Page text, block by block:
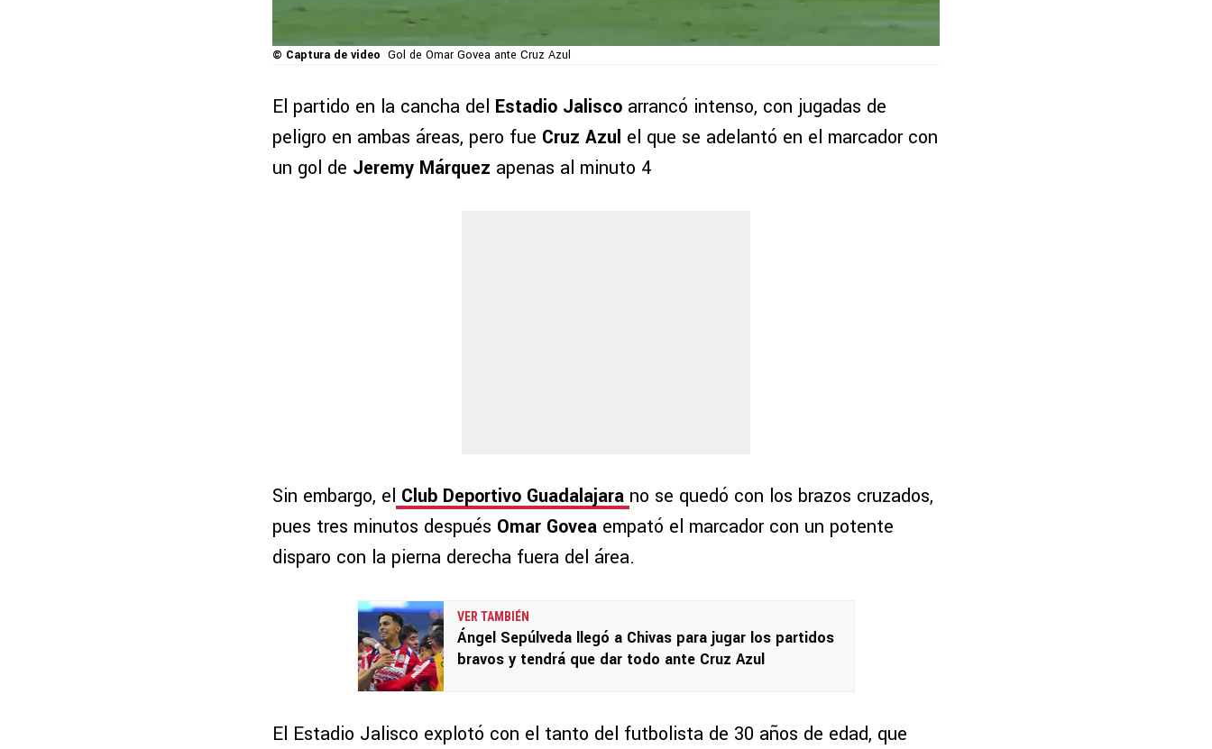
© Captura de video Gol de Omar Govea ante Cruz Azul
El partido en la cancha del Estadio Jalisco arrancó intenso, con jugadas de
peligro en ambas áreas, pero fue Cruz Azul el que se adelantó en el marcador con
un gol de Jeremy Márquez apenas al minuto 4
Sin embargo, el Club Deportivo Guadalajara no se quedó con los brazos cruzados,
pues tres minutos después Omar Govea empató el marcador con un potente
disparo con la pierna derecha fuera del área.
VER TAMBIÉN
Ángel Sepúlveda llegó a Chivas para jugar los partidos
bravos y tendrá que dar todo ante Cruz Azul
El Estadio Jalisco explotó con el tanto del futbolista de 30 años de edad, que